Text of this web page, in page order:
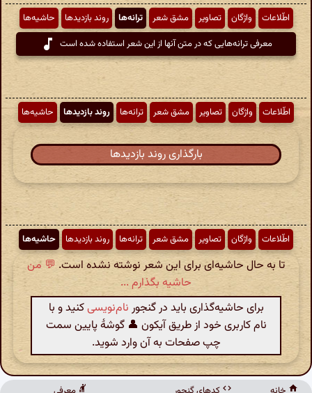
اطّلاعات واژگان تصاویر مشق شعر ترانه‌ها روند بازدیدها
حاشیه‌ها
معرفی ترانه‌هایی که در متن آنها از این شعر استفاده شده است
اطّلاعات واژگان تصاویر مشق شعر ترانه‌ها روند بازدیدها حاشیه‌ها
بارگذاری روند بازدیدها
اطّلاعات واژگان تصاویر مشق شعر ترانه‌ها روند بازدیدها حاشیه‌ها
تا به حال حاشیه‌ای برای این شعر نوشته نشده است. 💬 من
حاشیه بگذارم ...
برای حاشیه‌گذاری باید در گنجور نام‌نویسیکنید و با
نام کاربری خود از طریق آیکون 👤 گوشهٔ پایین سمت
چپ صفحات به آن وارد شوید.